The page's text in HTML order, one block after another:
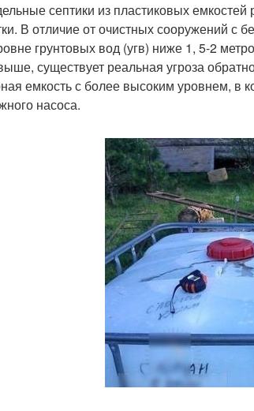
септики из пластиковых
В отличие от очистных сооружений с
грунтовых вод (угв) ниже 1, 5-2
существует реальная угроза
емкость с более высоким уровнем, в
насоса.